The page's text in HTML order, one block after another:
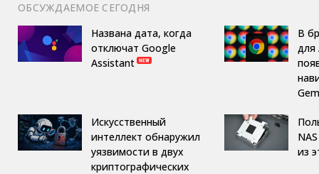
ОБСУЖДАЕМОЕ СЕГОДНЯ
Названа дата, когда
отключат Google
Assistant
Искусственный
интеллект обнаружил
уязвимости в двух
криптографических
В
для
из